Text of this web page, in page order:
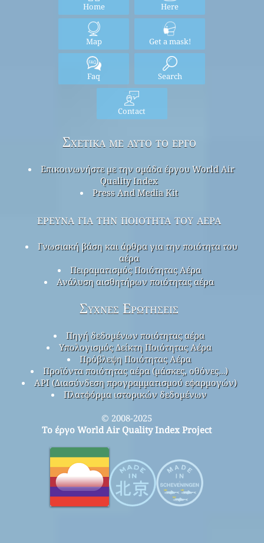
Home Here
Map Get a mask!
Faq Search
Contact
Σχετικά με αυτό το έργο
Επικοινωνήστε με την ομάδα έργου World Air
Quality Index
Press And Media Kit
έρευνα για την ποιότητα του αέρα
Γνωσιακή βάση και άρθρα για την ποιότητα του
αέρα
Πειραματισμός Ποιότητας Αέρα
Ανάλυση αισθητήρων ποιότητας αέρα
Συχνές Ερωτήσεις
Πηγή δεδομένων ποιότητας αέρα
Υπολογισμός Δείκτη Ποιότητας Αέρα
Πρόβλεψη Ποιότητας Αέρα
Προϊόντα ποιότητας αέρα (μάσκες, οθόνες…)
API (Διασύνδεση προγραμματισμού εφαρμογών)
Πλατφόρμα ιστορικών δεδομένων
© 2008-2025
Το έργο World Air Quality Index Project